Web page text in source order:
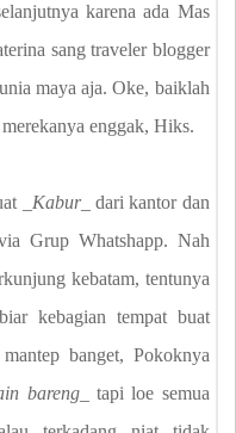
karena ada Mas
sang traveler blogger
maya aja. Oke, baiklah
enggak, Hiks.
_ Kabur_ dari kantor dan
Grup Whatshapp. Nah
kebatam, tentunya
kebagian tempat buat
banget, Pokoknya
bareng_ tapi loe semua